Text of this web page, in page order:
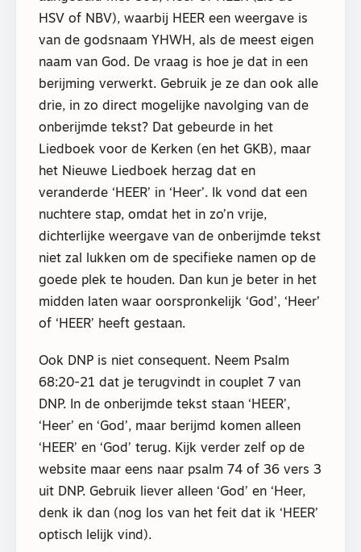
HSV of NBV), waarbij HEER een weergave is
van de godsnaam YHWH, als de meest eigen
naam van God. De vraag is hoe je dat in een
berijming verwerkt. Gebruik je ze dan ook alle
drie, in zo direct mogelijke navolging van de
onberijmde tekst? Dat gebeurde in het
Liedboek voor de Kerken (en het GKB), maar
het Nieuwe Liedboek herzag dat en
veranderde ‘HEER’ in ‘Heer’. Ik vond dat een
nuchtere stap, omdat het in zo’n vrije,
dichterlijke weergave van de onberijmde tekst
niet zal lukken om de specifieke namen op de
goede plek te houden. Dan kun je beter in het
midden laten waar oorspronkelijk ‘God’, ‘Heer’
of ‘HEER’ heeft gestaan.
Ook DNP is niet consequent. Neem Psalm
68:20-21 dat je terugvindt in couplet 7 van
DNP. In de onberijmde tekst staan ‘HEER’,
‘Heer’ en ‘God’, maar berijmd komen alleen
‘HEER’ en ‘God’ terug. Kijk verder zelf op de
website maar eens naar psalm 74 of 36 vers 3
uit DNP. Gebruik liever alleen ‘God’ en ‘Heer,
denk ik dan (nog los van het feit dat ik ‘HEER’
optisch lelijk vind).